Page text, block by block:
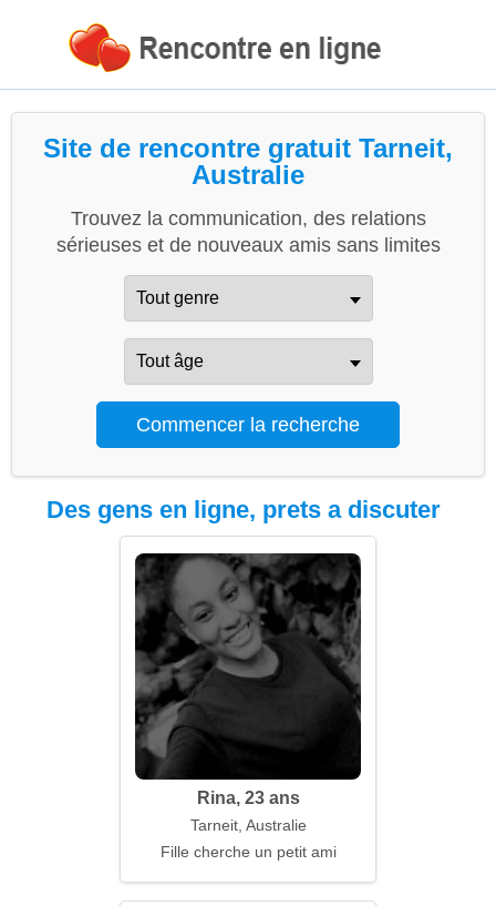
Site de rencontre gratuit Tarneit,
Australie
Trouvez la communication, des relations
sérieuses et de nouveaux amis sans limites
Des gens en ligne, prets a discuter
Rina, 23 ans
Tarneit, Australie
Fille cherche un petit ami